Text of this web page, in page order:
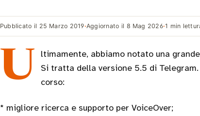
Pubblicato il 25 Marzo 2019·Aggiornato il 8 Mag 2026·1 min
Ultimamente, abbiamo notato una
Si tratta della versione 5.5 di
corso:
* migliore ricerca e supporto per VoiceOver;